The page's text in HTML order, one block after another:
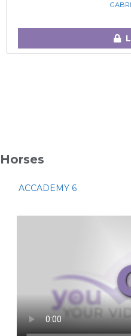
Horses
ACCADEMY 6